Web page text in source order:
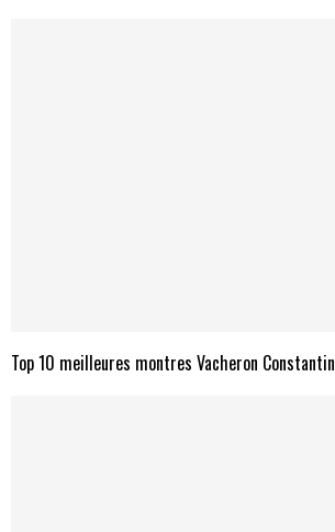
Top 10 meilleures montres Vacheron Constantin